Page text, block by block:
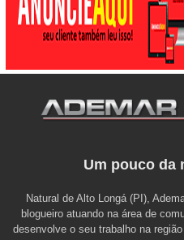
Um pouco da
Natural de Alto Longá (PI),
blogueiro atuando na área de
desenvolve o seu trabalho na